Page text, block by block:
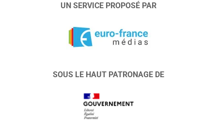
UN SERVICE PROPOSÉ PAR
SOUS LE HAUT PATRONAGE DE